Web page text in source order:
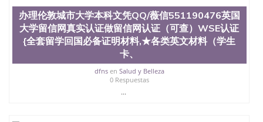
学历、新西兰学历认证等q:551190476 微信：
551190476 圣何塞州立大学毕业证（San Jose State
University）圣何塞州立大学毕业证（San Jose State
University）圣何塞州立大学毕业证（San Jose State
University）圣何塞州立大学成绩单（San Jose State
University）圣何塞州立大学成绩单（ San Jose State
University）圣何塞州立大学成绩单（San Jose State
University）成绩单圣何塞州立大学文凭（San Jose
State University）圣何塞州立大学（San Jose State
办理伦敦城市大学本科文凭QQ/薇信551190476英国
大学留信网真实认证做留信网认证（可查）WSE认证
{全套留学回国必备证明材料,★各类英文材料（学生
卡、
dfnsen Salud y Belleza
0 Respuestas
...